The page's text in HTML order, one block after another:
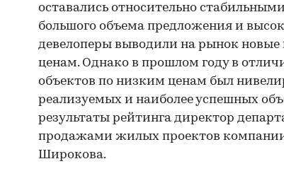
оставались относительно
большого объема предложения и
девелоперы выводили на рынок новые
ценам. Однако в прошлом году в
объектов по низким ценам был
реализуемых и наиболее успешных
результаты рейтинга директор
продажами жилых проектов
Широкова.